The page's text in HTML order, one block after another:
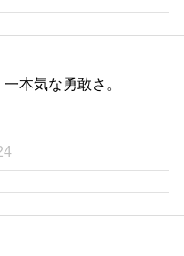
本気な勇敢さ。